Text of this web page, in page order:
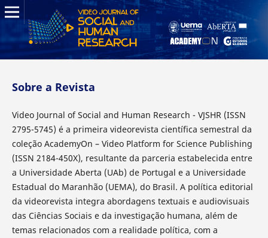
Sobre a Revista
Video Journal of Social and Human Research - VJSHR (ISSN
2795-5745) é a primeira videorevista científica semestral da
coleção AcademyOn – Video Platform for Science Publishing
(ISSN 2184-450X), resultante da parceria estabelecida entre
a Universidade Aberta (UAb) de Portugal e a Universidade
Estadual do Maranhão (UEMA), do Brasil. A política editorial
da videorevista integra abordagens textuais e audiovisuais
das Ciências Sociais e da investigação humana, além de
temas relacionados com a realidade política, com a